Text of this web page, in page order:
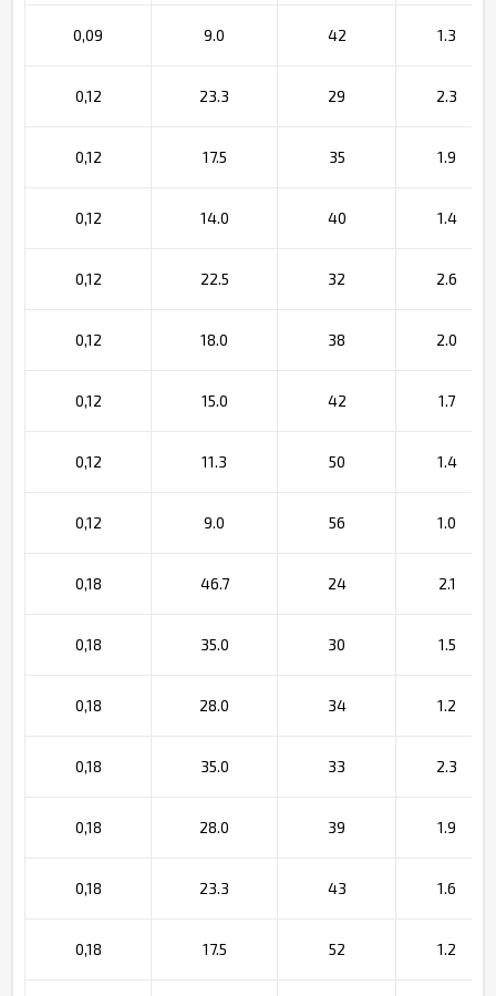
0,09 9.0 42 1.3
0,12 23.3 29 2.3
0,12 17.5 35 1.9
0,12 14.0 40 1.4
0,12 22.5 32 2.6
0,12 18.0 38 2.0
0,12 15.0 42 1.7
0,12 11.3 50 1.4
0,12 9.0 56 1.0
0,18 46.7 24 2.1
0,18 35.0 30 1.5
0,18 28.0 34 1.2
0,18 35.0 33 2.3
0,18 28.0 39 1.9
0,18 23.3 43 1.6
0,18 17.5 52 1.2